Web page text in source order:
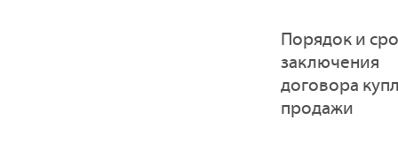
Порядок и
заключения
договора
продажи